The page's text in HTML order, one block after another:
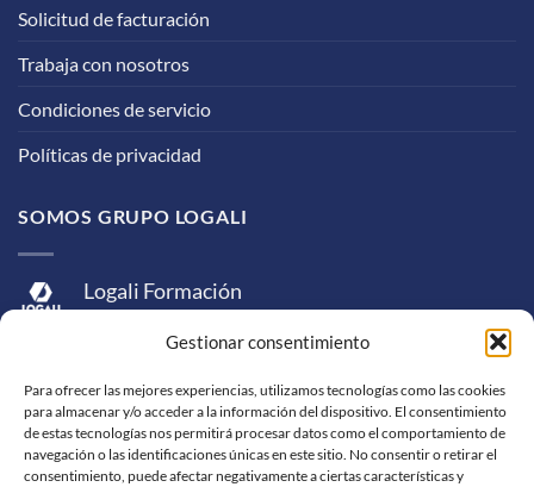
Gestionar consentimiento
Para ofrecer las mejores experiencias, utilizamos tecnologías como las cookies
para almacenar y/o acceder a la información del dispositivo. El consentimiento
de estas tecnologías nos permitirá procesar datos como el comportamiento de
navegación o las identificaciones únicas en este sitio. No consentir o retirar el
consentimiento, puede afectar negativamente a ciertas características y
Solicitud de facturación
Trabaja con nosotros
Condiciones de servicio
Políticas de privacidad
SOMOS GRUPO LOGALI
Logali Formación
Logali Consultoría
Logali Ingeniería